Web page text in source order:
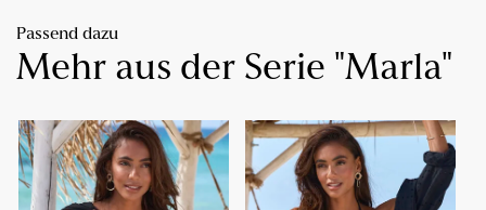
Passend dazu
Mehr aus der Serie "Marla"